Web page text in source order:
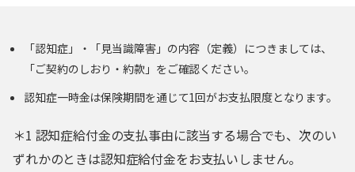
「認知症」・「見当識障害」の内容（定義）につきましては、
「ご契約のしおり・約款」をご確認ください。
認知症一時金は保険期間を通じて1回がお支払限度となります。
＊1 認知症給付金の支払事由に該当する場合でも、次のい
ずれかのときは認知症給付金をお支払いしません。